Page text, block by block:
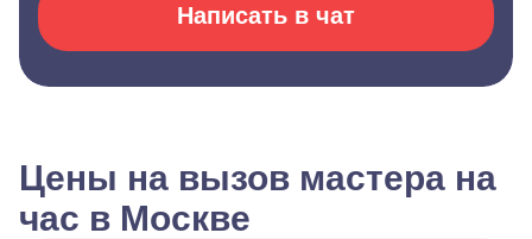
Написать в чат
Цены на вызов мастера на
час в Москве